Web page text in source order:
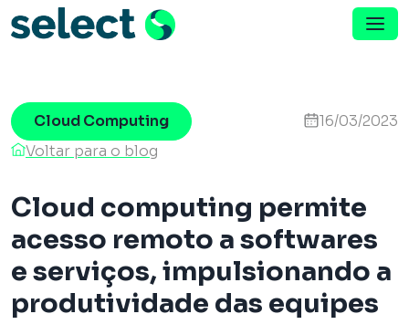
Menu de Navegação
Cloud Computing
16/03/2023
Voltar para o blog
Cloud computing permite
acesso remoto a softwares
e serviços, impulsionando a
produtividade das equipes